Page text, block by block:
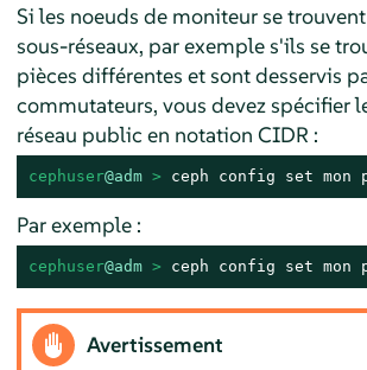
Si les noeuds de moniteur se
sous-réseaux, par exemple s'ils se
pièces différentes et sont desservis
commutateurs, vous devez spécifier
réseau public en notation CIDR :
cephuser@adm > ceph config set mon
Par exemple :
cephuser@adm > ceph config set mon
Avertissement